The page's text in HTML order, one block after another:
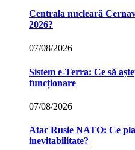
Centrala nucleară
2026?
07/08/2026
Sistem e-Terra: Ce să
funcționare
07/08/2026
Atac Rusie NATO: Ce
inevitabilitate?